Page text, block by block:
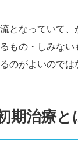
となっていて
もの・しみな
のがよいのでは
期治療と